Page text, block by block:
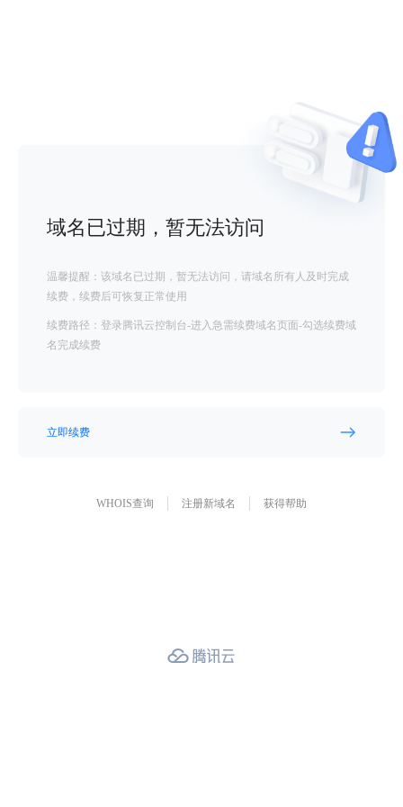
域名已过期，暂无法访问
温馨提醒：该域名已过期，暂无法访问，请域名所有人及时完成
续费，续费后可恢复正常使用
续费路径：登录腾讯云控制台-进入急需续费域名页面-勾选续费域
名完成续费
立即续费
WHOIS查询 注册新域名 获得帮助